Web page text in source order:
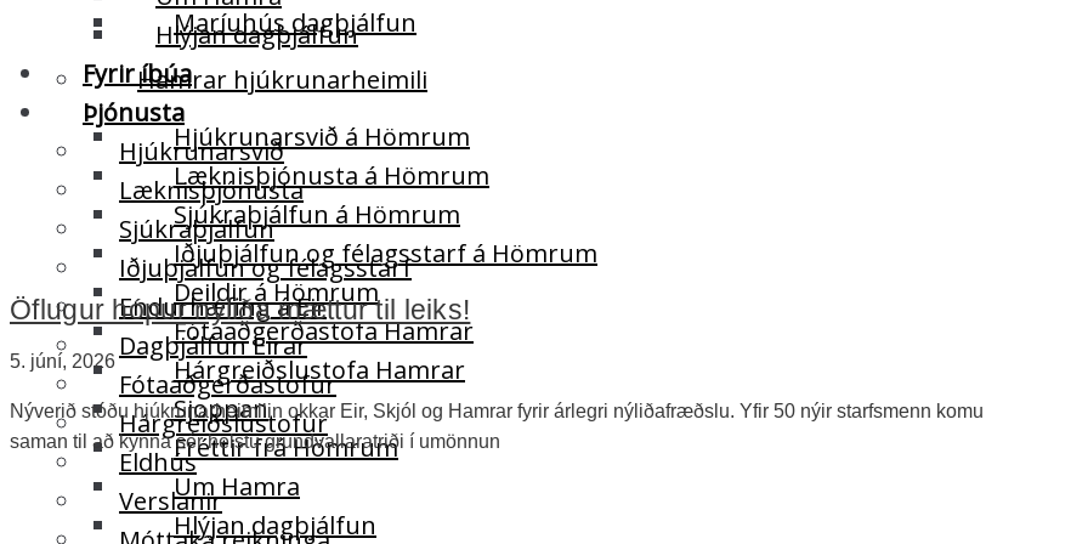
Hlýjan dagþjálfun
Fyrir íbúa
Þjónusta
Hjúkrunarsvið
Læknisþjónusta
Sjúkraþjálfun
Iðjuþjálfun og félagsstarf
Endurhæfing á Eir
Dagþjálfun Eirar
Fótaaðgerðastofur
Hárgreiðslustofur
Eldhús
Verslanir
Maríuhús dagþjálfun
Hamrar hjúkrunarheimili
Hjúkrunarsvið á Hömrum
Læknisþjónusta á Hömrum
Sjúkraþjálfun á Hömrum
Iðjuþjálfun og félagsstarf á Hömrum
Deildir á Hömrum
Fótaaðgerðastofa Hamrar
Hárgreiðslustofa Hamrar
Sjoppan
Fréttir frá Hömrum
Um Hamra
Hlýjan dagþjálfun
Öflugur hópur nýliða mættur til leiks!
5. júní, 2026
Nýverið stóðu hjúkrunarheimilin okkar Eir, Skjól og Hamrar fyrir árlegri nýliðafræðslu. Yfir 50 nýir starfsmenn komu
saman til að kynna sér helstu grundvallaratriði í umönnun